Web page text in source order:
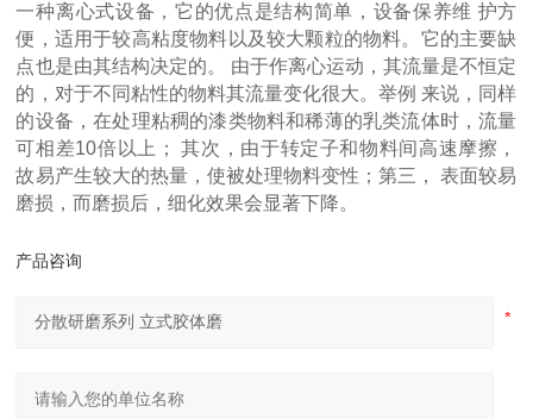
一种离心式设备，它的优点是结构简单，设备保养维 护方
便，适用于较高粘度物料以及较大颗粒的物料。它的主要缺
点也是由其结构决定的。 由于作离心运动，其流量是不恒定
的，对于不同粘性的物料其流量变化很大。举例 来说，同样
的设备，在处理粘稠的漆类物料和稀薄的乳类流体时，流量
可相差10倍以上； 其次，由于转定子和物料间高速摩擦，
故易产生较大的热量，使被处理物料变性；第三， 表面较易
磨损，而磨损后，细化效果会显著下降。
产品咨询